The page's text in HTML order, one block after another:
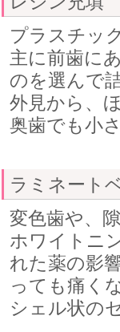
プラスチッ
主に前歯に
のを選んで
外見から、
奥歯でも小
ラミネート
変色歯や、
ホワイトニ
れた薬の影
っても痛く
シェル状の